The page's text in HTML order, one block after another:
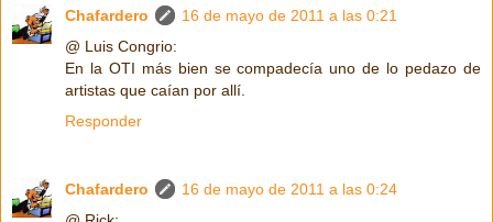
Chafardero
16 de mayo de 2011 a las 0:21
@ Luis Congrio:
En la OTI más bien se compadecía uno de lo pedazo de
artistas que caían por allí.
Responder
Chafardero
16 de mayo de 2011 a las 0:24